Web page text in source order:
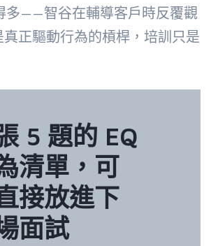
多——智谷在輔導客戶時反覆觀
正驅動行為的槓桿，培訓只是
5 題的 EQ
清單，可
接放進下
面試